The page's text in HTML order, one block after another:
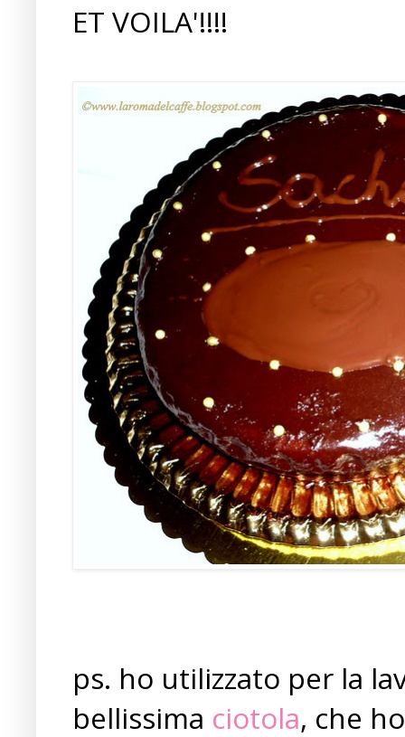
ET VOILA'!!!!
ps. ho utilizzato per la
bellissima ciotola, che